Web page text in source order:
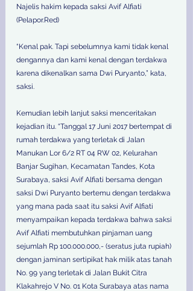
Najelis hakim kepada saksi Avif Alfiati
(Pelapor.Red)
“Kenal pak. Tapi sebelumnya kami tidak kenal
dengannya dan kami kenal dengan terdakwa
karena dikenalkan sama Dwi Puryanto,” kata,
saksi.
Kemudian lebih lanjut saksi menceritakan
kejadian itu. “Tanggal 17 Juni 2017 bertempat di
rumah terdakwa yang terletak di Jalan
Manukan Lor 6/2 RT 04 RW 02, Kelurahan
Banjar Sugihan, Kecamatan Tandes, Kota
Surabaya, saksi Avif Alfiati bersama dengan
saksi Dwi Puryanto bertemu dengan terdakwa
yang mana pada saat itu saksi Avif Alfiati
menyampaikan kepada terdakwa bahwa saksi
Avif Alfiati membutuhkan pinjaman uang
sejumlah Rp 100.000.000,- (seratus juta rupiah)
dengan jaminan sertipikat hak milik atas tanah
No. 99 yang terletak di Jalan Bukit Citra
Klakahrejo V No. 01 Kota Surabaya atas nama